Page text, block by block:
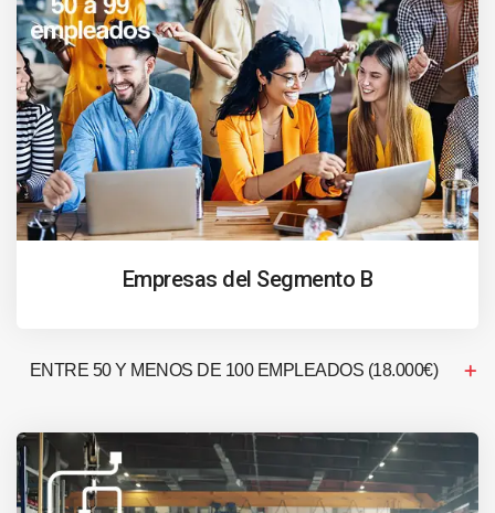
Empresas del Segmento B
ENTRE 50 Y MENOS DE 100 EMPLEADOS (18.000€)